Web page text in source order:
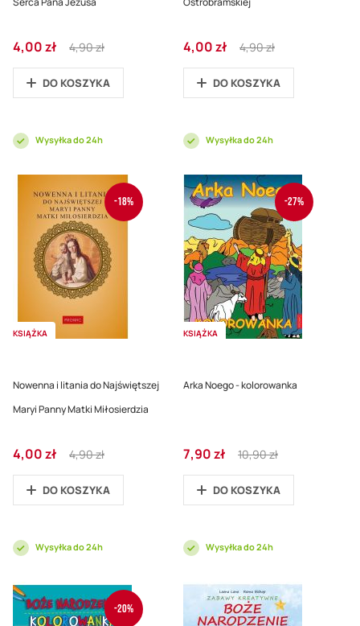
Cena
promocyjna
4,00 zł
Regular
Price
4,90 zł
DO KOSZYKA
Wysyłka do 24h
Cena
promocyjna
4,00 zł
Regular
Price
4,90 zł
DO KOSZYKA
Wysyłka do 24h
-18%
KSIĄŻKA
Nowenna i litania do Najświętszej
Maryi Panny Matki Miłosierdzia
Cena
promocyjna
4,00 zł
Regular
Price
4,90 zł
DO KOSZYKA
Wysyłka do 24h
-27%
KSIĄŻKA
Arka Noego - kolorowanka
Cena
promocyjna
7,90 zł
Regular
Price
10,90 zł
DO KOSZYKA
Wysyłka do 24h
-20%